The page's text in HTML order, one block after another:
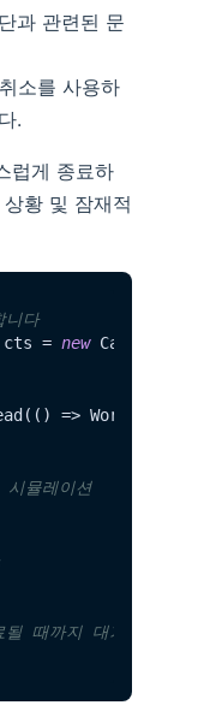
과 관련된 문
소를 사용하
.
럽게 종료하
황 및 잠재적
다
cts = new
=>
뮬레이션
때까지 대기